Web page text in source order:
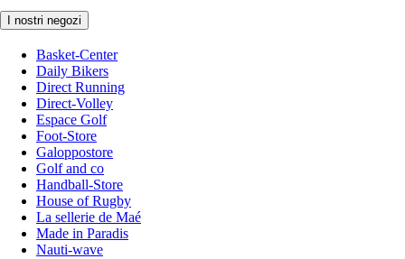
I nostri negozi
Basket-Center
Daily Bikers
Direct Running
Direct-Volley
Espace Golf
Foot-Store
Galoppostore
Golf and co
Handball-Store
House of Rugby
La sellerie de Maé
Made in Paradis
Nauti-wave